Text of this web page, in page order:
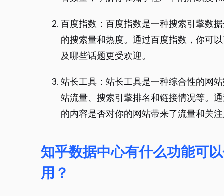
百度指数：百度指数是一种搜索引擎数
的搜索量和热度。通过百度指数，你可
及哪些话题更受欢迎。
站长工具：站长工具是一种综合性的网
站流量、搜索引擎排名和链接情况等。
的内容是否对你的网站带来了流量和关
知乎数据中心有什么功能可
用？